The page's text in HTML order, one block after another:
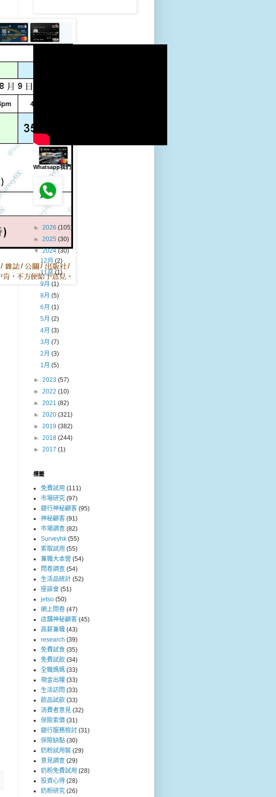
宣傳短片
Whatsapp我們
► 2026 (105)
► 2025 (30)
▼2024(30)
12月(2)
11月(1)
9月(1)
8月(5)
6月(1)
5月(2)
4月(3)
3月(7)
2月(3)
1月(5)
► 2023 (57)
► 2022 (10)
► 2021 (82)
► 2020 (321)
► 2019 (382)
► 2018 (244)
► 2017 (1)
標籤
免費試用 (111)
市場研究 (97)
銀行神秘顧客 (95)
神秘顧客 (91)
市場調查 (82)
Surveyhk (55)
索取試用 (55)
兼職大本營 (54)
問卷調查 (54)
生活品統計 (52)
座談會 (51)
jetso (50)
網上問卷 (47)
店舖神秘顧客 (45)
高薪兼職 (43)
research (39)
免費試食 (35)
免費試飲 (34)
全職媽媽 (33)
現金出糧 (33)
生活訪問 (33)
飲品試飲 (33)
消費者意見 (32)
保險索償 (31)
銀行服務檢討 (31)
保險缺點 (30)
奶粉試用裝 (29)
意見調查 (29)
奶粉免費試用 (28)
投資心得 (28)
奶粉研究 (26)